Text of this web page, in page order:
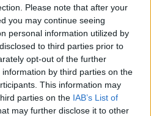
Please note that after your
you may continue seeing
personal information utilized by
to third parties prior to
opt-out of the further
by third parties on the
This information may
parties on the IAB’s List of
may further disclose it to other